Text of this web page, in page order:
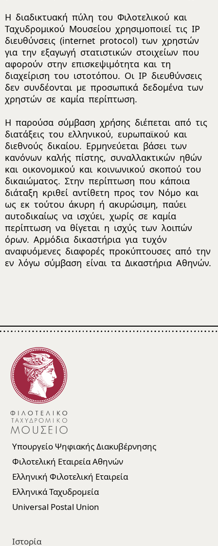
Η διαδικτυακή πύλη του Φιλοτελικού και
Ταχυδρομικού Μουσείου χρησιμοποιεί τις IP
διευθύνσεις (internet protocol) των χρηστών
για την εξαγωγή στατιστικών στοιχείων που
αφορούν στην επισκεψιμότητα και τη
διαχείριση του ιστοτόπου. Οι IP διευθύνσεις
δεν συνδέονται με προσωπικά δεδομένα των
χρηστών σε καμία περίπτωση.
Η παρούσα σύμβαση χρήσης διέπεται από τις
διατάξεις του ελληνικού, ευρωπαϊκού και
διεθνούς δικαίου. Ερμηνεύεται βάσει των
κανόνων καλής πίστης, συναλλακτικών ηθών
και οικονομικού και κοινωνικού σκοπού του
δικαιώματος. Στην περίπτωση που κάποια
διάταξη κριθεί αντίθετη προς τον Νόμο και
ως εκ τούτου άκυρη ή ακυρώσιμη, παύει
αυτοδικαίως να ισχύει, χωρίς σε καμία
περίπτωση να θίγεται η ισχύς των λοιπών
όρων. Αρμόδια δικαστήρια για τυχόν
αναφυόμενες διαφορές προκύπτουσες από την
εν λόγω σύμβαση είναι τα Δικαστήρια Αθηνών.
Υπουργείο Ψηφιακής Διακυβέρνησης
Φιλοτελική Εταιρεία Αθηνών
Ελληνική Φιλοτελική Εταιρεία
Ελληνικά Ταχυδρομεία
Universal Postal Union
Ιστορία